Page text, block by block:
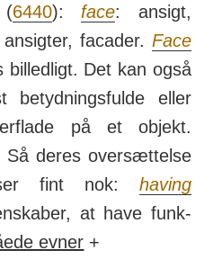
6440): face: ansigt,
facader. Face
bil­led­ligt. Det kan også
betyd­nings­fulde eller
på et objekt.
Så deres over­sættelse
fint nok: having
at have funk­
evner +